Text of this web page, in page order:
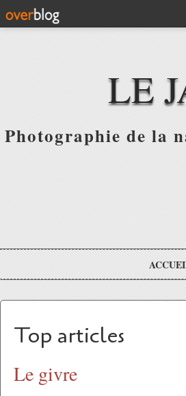
LE
Photographie de la
Top articles
Le givre